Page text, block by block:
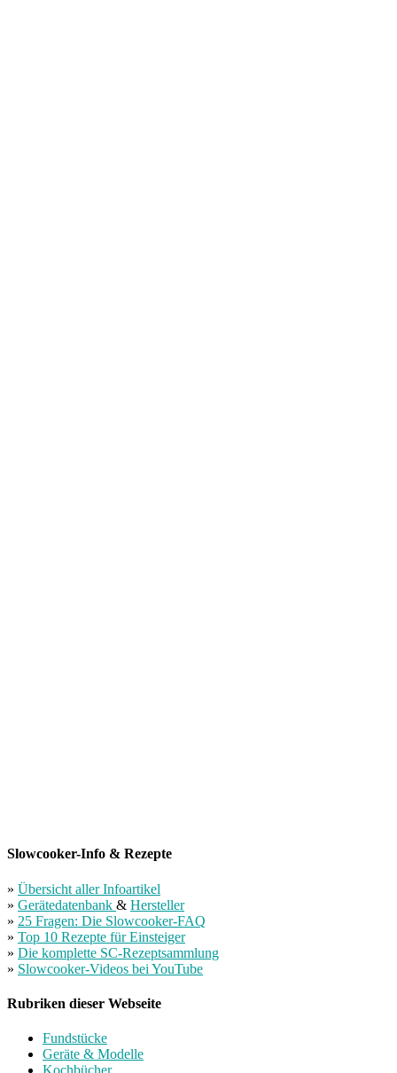
Slowcooker-Info & Rezepte
» Übersicht aller Infoartikel
» Gerätedatenbank & Hersteller
» 25 Fragen: Die Slowcooker-FAQ
» Top 10 Rezepte für Einsteiger
» Die komplette SC-Rezeptsammlung
» Slowcooker-Videos bei YouTube
Rubriken dieser Webseite
Fundstücke
Geräte & Modelle
Kochbücher